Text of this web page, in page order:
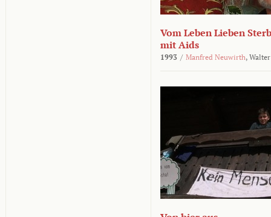
Vom Leben Lieben
mit Aids
1993 / Manfred Neuwirth,